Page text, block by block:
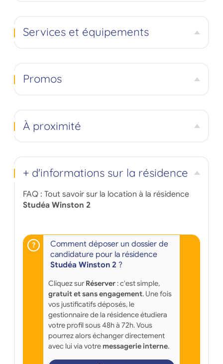
Services et équipements
Promos
À proximité
+ d'informations sur la résidence
FAQ : Tout savoir sur la location à la résidence
Studéa Winston 2
Comment déposer un dossier de
candidature pour la résidence
Studéa Winston 2 ?
Cliquez sur Réserver: c'est simple,
gratuit et sans engagement. Une fois
vos justificatifs déposés, le
gestionnaire de la résidence étudiera
votre profil sous 48h à 72h. Vous
pourrez alors échanger directement
avec lui via votre messagerie interne.